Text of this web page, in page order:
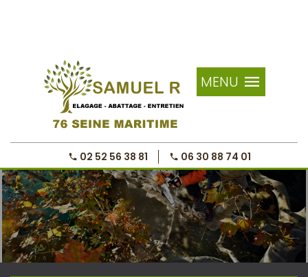
MENU
02 52 56 38 81 06 30 88 74 01